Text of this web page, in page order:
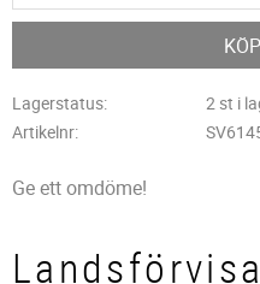
KÖP
Lagerstatus
2 st i
Artikelnr
Ge ett omdöme!